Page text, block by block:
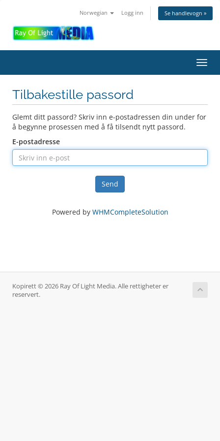
Norwegian Logg inn Se handlevogn »
Bytt
Tilbakestille passord
Glemt ditt passord? Skriv inn e-postadressen din under for
å begynne prosessen med å få tilsendt nytt passord.
E-postadresse
Send
Powered by WHMCompleteSolution
Kopirett © 2026 Ray Of Light Media. Alle rettigheter er
reservert.